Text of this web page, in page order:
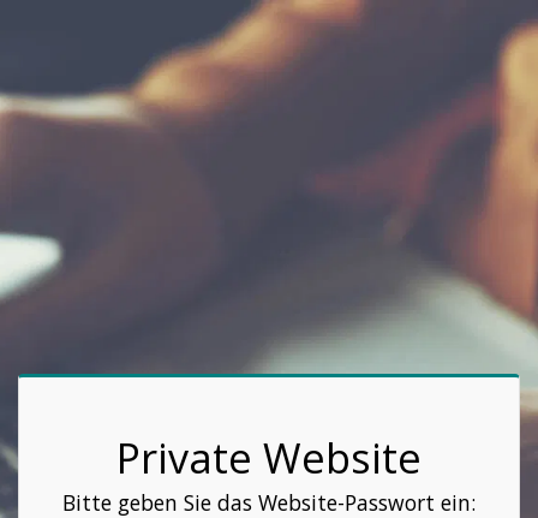
Private Website
Bitte geben Sie das Website-Passwort ein: